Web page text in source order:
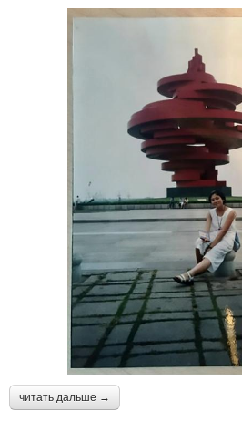
читать дальше →